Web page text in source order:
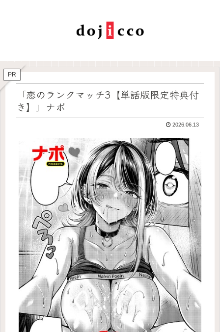
PR
「恋のランクマッチ3【単話版限定特典付
き】」ナポ
2026.06.13